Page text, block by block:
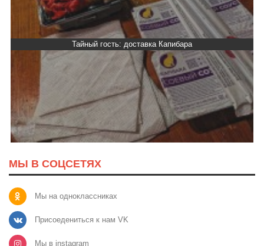
Тайный гость: доставка Капибара
МЫ В СОЦСЕТЯХ
Мы на одноклассниках
Присоедениться к нам VK
Мы в instagram